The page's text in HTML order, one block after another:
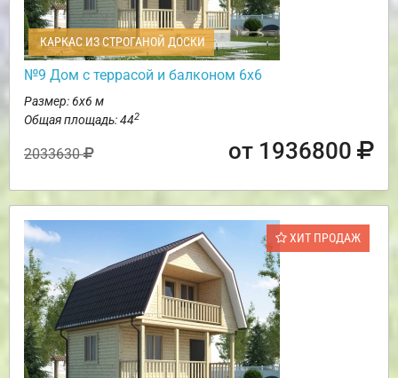
КАРКАС ИЗ СТРОГАНОЙ ДОСКИ
№9 Дом с террасой и балконом 6х6
Размер: 6х6 м
Общая площадь: 442
2033630 от 1936800
ХИТ ПРОДАЖ